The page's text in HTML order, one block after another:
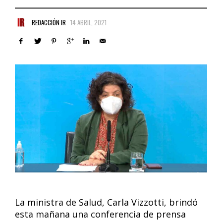
REDACCIÓN IR 14 ABRIL, 2021
La ministra de Salud, Carla Vizzotti, brindó
esta mañana una conferencia de prensa